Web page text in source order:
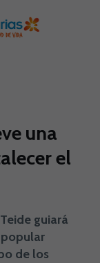
una
el
guiará
de los